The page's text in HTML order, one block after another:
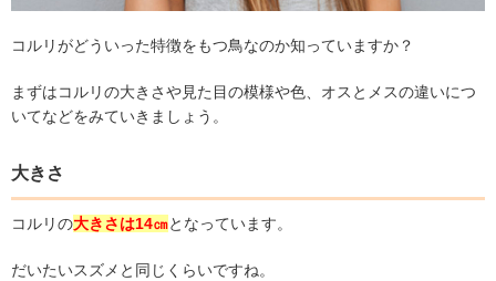
コルリがどういった特徴をもつ鳥なのか知っていますか？
まずはコルリの大きさや見た目の模様や色、オスとメスの違いにつ
いてなどをみていきましょう。
大きさ
コルリの大きさは14㎝となっています。
だいたいスズメと同じくらいですね。